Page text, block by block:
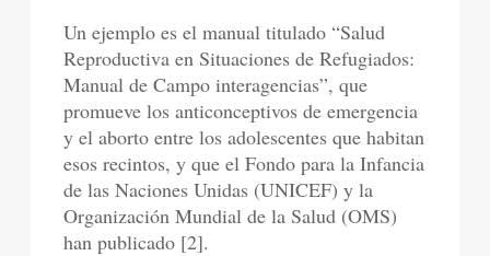
Un ejemplo es el manual titulado “Salud
Reproductiva en Situaciones de Refugiados:
Manual de Campo interagencias”, que
promueve los anticonceptivos de emergencia
y el aborto entre los adolescentes que habitan
esos recintos, y que el Fondo para la Infancia
de las Naciones Unidas (UNICEF) y la
Organización Mundial de la Salud (OMS)
han publicado [2].